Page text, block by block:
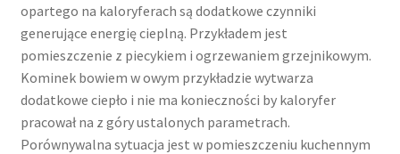
opartego na kaloryferach są dodatkowe czynniki
generujące energię cieplną. Przykładem jest
pomieszczenie z piecykiem i ogrzewaniem grzejnikowym.
Kominek bowiem w owym przykładzie wytwarza
dodatkowe ciepło i nie ma konieczności by kaloryfer
pracował na z góry ustalonych parametrach.
Porównywalna sytuacja jest w pomieszczeniu kuchennym